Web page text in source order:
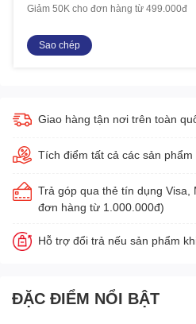
Giảm 50K cho đơn hàng từ 499.000đ
Sao chép
Giao hàng tận nơi trên toàn
Tích điểm tất cả các sản phẩm
Trả góp qua thẻ tín dụng Visa,
đơn hàng từ 1.000.000đ)
Hỗ trợ đổi trả nếu sản phẩm
ĐẶC ĐIỂM NỔI BẬT